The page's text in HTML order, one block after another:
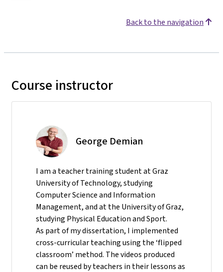
Back to the navigation
Course instructor
George Demian
I am a teacher training student at Graz
University of Technology, studying
Computer Science and Information
Management, and at the University of Graz,
studying Physical Education and Sport.
As part of my dissertation, I implemented
cross-curricular teaching using the ‘flipped
classroom’ method. The videos produced
can be reused by teachers in their lessons as